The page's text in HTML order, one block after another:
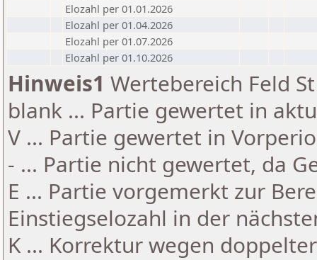
Elozahl per 01.01.2026
Elozahl per 01.04.2026
Elozahl per 01.07.2026
Elozahl per 01.10.2026
Hinweis1 Wertebereich Feld
blank ... Partie gewertet in
V ... Partie gewertet in
- ... Partie nicht gewertet, da
E ... Partie vorgemerkt zur
Einstiegselozahl in der
K ... Korrektur wegen